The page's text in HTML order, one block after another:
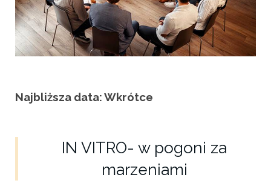
Najbliższa data: Wkrótce
IN VITRO- w pogoni za
marzeniami